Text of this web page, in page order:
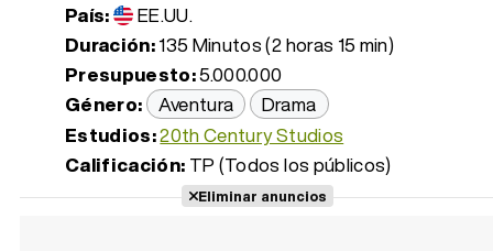
País:
EE.UU.
Duración:135 Minutos (2 horas 15 min)
Presupuesto:5.000.000
Género: Aventura
Drama
Estudios:20th Century Studios
Calificación: TP (Todos los públicos)
Eliminar anuncios